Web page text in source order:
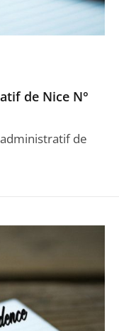
de Nice N°
de